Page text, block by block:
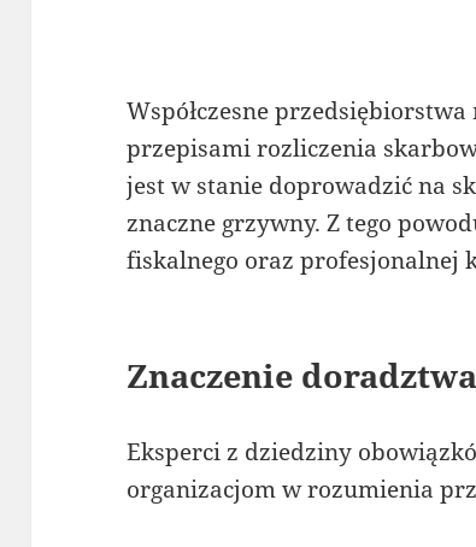
Współczesne
przepisami rozliczenia
jest w stanie doprowadzić na
znaczne grzywny. Z tego
fiskalnego oraz profesjonalnej
Znaczenie
Eksperci z dziedziny
organizacjom w rozumienia